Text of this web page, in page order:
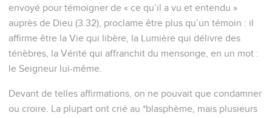
envoyé pour témoigner de « ce qu’il a vu et entendu »
auprès de Dieu (3.32), proclame être plus qu’un témoin : il
affirme être la Vie qui libère, la Lumière qui délivre des
ténèbres, la Vérité qui affranchit du mensonge, en un mot :
le Seigneur lui-même.
Devant de telles affirmations, on ne pouvait que condamner
ou croire. La plupart ont crié au *blasphème, mais plusieurs